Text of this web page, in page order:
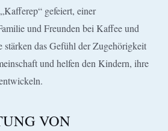
gefeiert, einer
und Freunden bei Kaffee und
stärken das Gefühl der Zugehörigkeit
und helfen den Kindern, ihre
VON